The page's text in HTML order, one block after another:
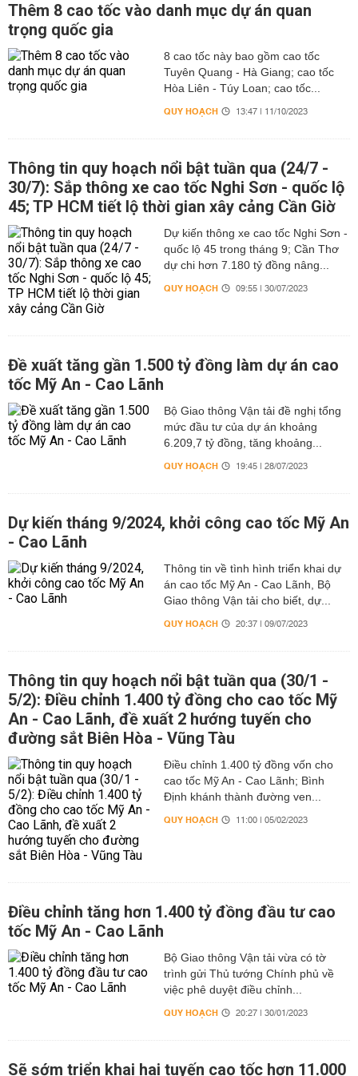
Thêm 8 cao tốc vào danh mục dự án quan
trọng quốc gia
8 cao tốc này bao gồm cao tốc
Tuyên Quang - Hà Giang; cao tốc
Hòa Liên - Túy Loan; cao tốc...
QUY HOẠCH 13:47 | 11/10/2023
Thông tin quy hoạch nổi bật tuần qua (24/7 -
30/7): Sắp thông xe cao tốc Nghi Sơn - quốc lộ
45; TP HCM tiết lộ thời gian xây cảng Cần Giờ
Dự kiến thông xe cao tốc Nghi Sơn -
quốc lộ 45 trong tháng 9; Cần Thơ
dự chi hơn 7.180 tỷ đồng nâng...
QUY HOẠCH 09:55 | 30/07/2023
Đề xuất tăng gần 1.500 tỷ đồng làm dự án cao
tốc Mỹ An - Cao Lãnh
Bộ Giao thông Vận tải đề nghị tổng
mức đầu tư của dự án khoảng
6.209,7 tỷ đồng, tăng khoảng...
QUY HOẠCH 19:45 | 28/07/2023
Dự kiến tháng 9/2024, khởi công cao tốc Mỹ An
- Cao Lãnh
Thông tin về tình hình triển khai dự
án cao tốc Mỹ An - Cao Lãnh, Bộ
Giao thông Vận tải cho biết, dự...
QUY HOẠCH 20:37 | 09/07/2023
Thông tin quy hoạch nổi bật tuần qua (30/1 -
5/2): Điều chỉnh 1.400 tỷ đồng cho cao tốc Mỹ
An - Cao Lãnh, đề xuất 2 hướng tuyến cho
đường sắt Biên Hòa - Vũng Tàu
Điều chỉnh 1.400 tỷ đồng vốn cho
cao tốc Mỹ An - Cao Lãnh; Bình
Định khánh thành đường ven...
QUY HOẠCH 11:00 | 05/02/2023
Điều chỉnh tăng hơn 1.400 tỷ đồng đầu tư cao
tốc Mỹ An - Cao Lãnh
Bộ Giao thông Vận tải vừa có tờ
trình gửi Thủ tướng Chính phủ về
việc phê duyệt điều chỉnh...
QUY HOẠCH 20:27 | 30/01/2023
Sẽ sớm triển khai hai tuyến cao tốc hơn 11.000